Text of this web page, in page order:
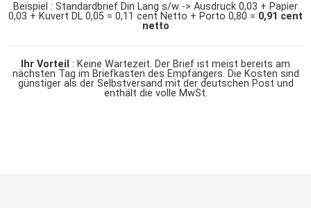
Beispiel : Standardbrief Din Lang s/w -> Ausdruck 0,03 + Papier
0,03 + Kuvert DL 0,05 = 0,11 cent Netto + Porto 0,80 = 0,91 cent
netto
Ihr Vorteil : Keine Wartezeit. Der Brief ist meist bereits am
nächsten Tag im Briefkasten des Empfängers. Die Kosten sind
günstiger als der Selbstversand mit der deutschen Post und
enthält die volle MwSt.